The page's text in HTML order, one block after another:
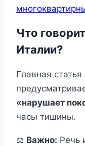
Что
Италии?
Главная статья
«нарушает
часы тишины.
⚖️ Важно: Речь